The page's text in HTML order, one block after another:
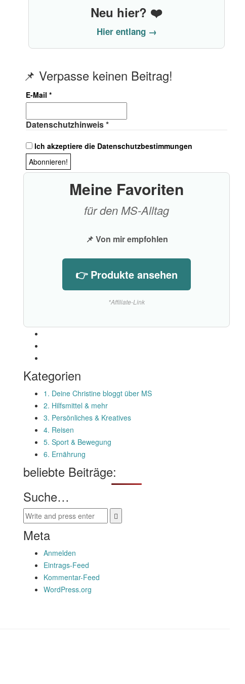
Neu hier? ❤️
Hier entlang →
📌 Verpasse keinen Beitrag!
E-Mail *
Datenschutzhinweis*
Ich akzeptiere die Datenschutzbestimmungen
Meine Favoriten
für den MS-Alltag
📌 Von mir empfohlen
👉 Produkte ansehen
*Affiliate-Link
Kategorien
1. Deine Christine bloggt über MS
2. Hilfsmittel & mehr
3. Persönliches & Kreatives
4. Reisen
5. Sport & Bewegung
6. Ernährung
beliebte Beiträge:
Suche…
Meta
Anmelden
Eintrags-Feed
Kommentar-Feed
WordPress.org